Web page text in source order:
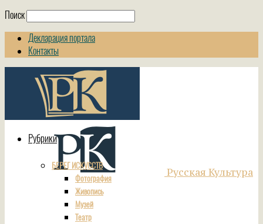
Поиск
Декларация портала
Контакты
Русская Культура
Рубрики
БЕРЕГ ИСКУССТВ
Фотография
Живопись
Музей
Театр